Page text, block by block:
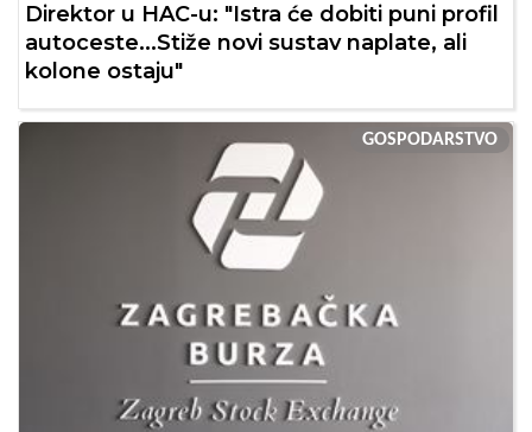
Direktor u HAC-u: "Istra će dobiti puni profil
autoceste...Stiže novi sustav naplate, ali
kolone ostaju"
GOSPODARSTVO